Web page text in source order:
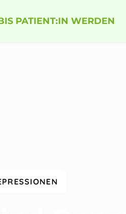
PATIENT:IN WERDEN